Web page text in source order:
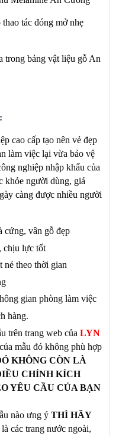
tác đóng mở nhẹ
trong bảng vật liệu gỗ An
cao cấp tạo nên vẻ đẹp
làm việc lại vừa bảo vệ
nghiệp nhập khẩu của
khỏe người dùng, giá
càng được nhiều người
cứng, vân gỗ đẹp
chịu lực tốt
nẻ theo thời gian
gian phòng làm việc
hàng.
trên trang web của LYN
mẫu đó không phù hợp
KHÔNG CÒN LÀ
CHỈNH KÍCH
YÊU CẦU CỦA BẠN
nào ưng ý THÌ HÃY
các trang nước ngoài,